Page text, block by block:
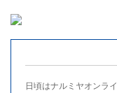
日頃はナルミヤオンラ